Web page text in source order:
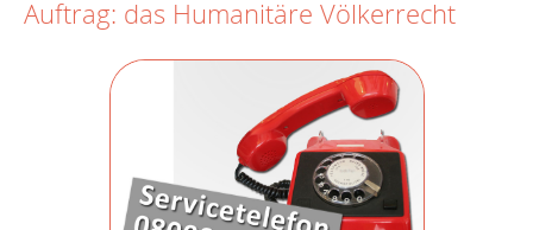
Auftrag: das Humanitäre Völkerrecht